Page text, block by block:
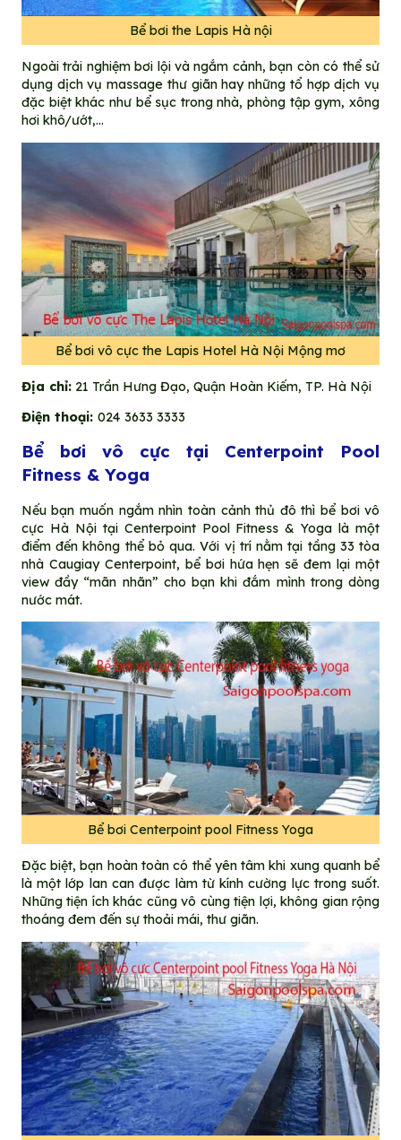
Bể bơi the Lapis Hà nội
Ngoài trải nghiệm bơi lội và ngắm cảnh, bạn còn có thể sử
dụng dịch vụ massage thư giãn hay những tổ hợp dịch vụ
đặc biệt khác như bể sục trong nhà, phòng tập gym, xông
hơi khô/ướt,…
Bể bơi vô cực the Lapis Hotel Hà Nội Mộng mơ
Địa chỉ:21 Trần Hưng Đạo, Quận Hoàn Kiếm, TP. Hà Nội
Điện thoại: 024 3633 3333
Bể bơi vô cực tại Centerpoint Pool
Fitness & Yoga
Nếu bạn muốn ngắm nhìn toàn cảnh thủ đô thì bể bơi vô
cực Hà Nội tại Centerpoint Pool Fitness & Yoga là một
điểm đến không thể bỏ qua. Với vị trí nằm tại tầng 33 tòa
nhà Caugiay Centerpoint, bể bơi hứa hẹn sẽ đem lại một
view đầy “mãn nhãn” cho bạn khi đắm mình trong dòng
nước mát.
Bể bơi Centerpoint pool Fitness Yoga
Đặc biệt, bạn hoàn toàn có thể yên tâm khi xung quanh bể
là một lớp lan can được làm từ kính cường lực trong suốt.
Những tiện ích khác cũng vô cùng tiện lợi, không gian rộng
thoáng đem đến sự thoải mái, thư giãn.